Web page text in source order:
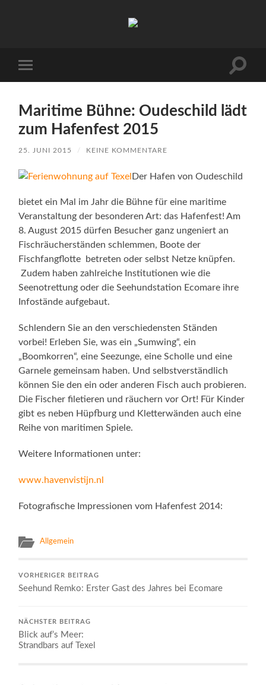
Familie
Menü
Maritime Bühne: Oudeschild lädt
zum Hafenfest 2015
25. JUNI 2015 / KEINE KOMMENTARE
Der Hafen von Oudeschild
bietet ein Mal im Jahr die Bühne für eine maritime
Veranstaltung der besonderen Art: das Hafenfest! Am
8. August 2015 dürfen Besucher ganz ungeniert an
Fischräucherständen schlemmen, Boote der
Fischfangflotte betreten oder selbst Netze knüpfen.
Zudem haben zahlreiche Institutionen wie die
Seenotrettung oder die Seehundstation Ecomare ihre
Infostände aufgebaut.
Schlendern Sie an den verschiedensten Ständen
vorbei! Erleben Sie, was ein „Sumwing“, ein
„Boomkorren“, eine Seezunge, eine Scholle und eine
Garnele gemeinsam haben. Und selbstverständlich
können Sie den ein oder anderen Fisch auch probieren.
Die Fischer filetieren und räuchern vor Ort! Für Kinder
gibt es neben Hüpfburg und Kletterwänden auch eine
Reihe von maritimen Spiele.
Weitere Informationen unter:
www.havenvistijn.nl
Fotografische Impressionen vom Hafenfest 2014:
Allgemein
VORHERIGER BEITRAG
Seehund Remko: Erster Gast des Jahres bei Ecomare
NÄCHSTER BEITRAG
Blick auf’s Meer:
Strandbars auf Texel